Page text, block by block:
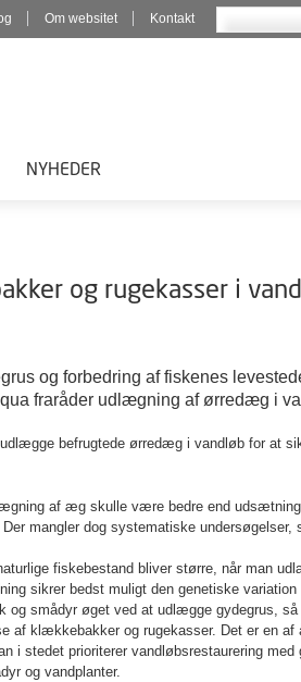
Om websitet Kontakt
NYHEDER
og rugekasser i
og forbedring af fiskenes
fraråder udlægning af ørredæg i
befrugtede ørredæg i vandløb for at
af æg skulle være bedre end udsætning
mangler dog systematiske undersøgelser,
fiskebestand bliver større, når man
sikrer bedst muligt den genetiske
og smådyr øget ved at udlægge gydegrus,
af klækkebakker og rugekasser. Det er en af
i stedet prioriterer vandløbsrestaurering med
og vandplanter.